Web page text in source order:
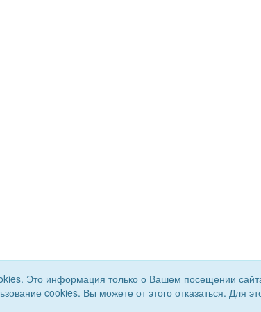
района. Все права
Это информация только о Вашем посещении
cookies. Вы можете от этого отказаться. Для